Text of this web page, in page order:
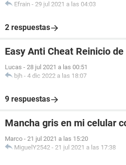
Efrain - 29 jul 2021 a las 04:03
2 respuestas
Easy Anti Cheat Reinicio de
Lucas - 28 jul 2021 a las 00:51
bjh - 4 dic 2022 a las 18:07
9 respuestas
Mancha gris en mi celular
Marco - 21 jul 2021 a las 15:20
MiguelY2542 - 21 jul 2021 a las 17:38